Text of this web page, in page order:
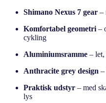
Shimano Nexus 7 gear –
Komfortabel geometri –
cykling
Aluminiumsramme – let,
Anthracite grey design –
Praktisk udstyr – med
lys